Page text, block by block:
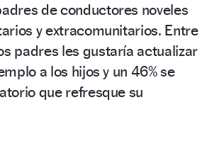
de conductores noveles
y extracomunitarios. Entre
padres les gustaría actualizar
a los hijos y un 46% se
que refresque su